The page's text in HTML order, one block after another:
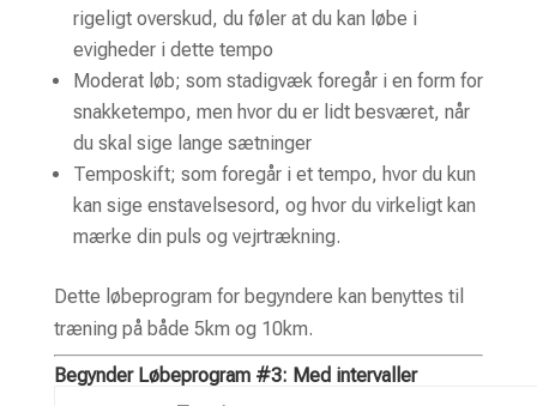
rigeligt overskud, du føler at du kan løbe i
evigheder i dette tempo
Moderat løb; som stadigvæk foregår i en form for
snakketempo, men hvor du er lidt besværet, når
du skal sige lange sætninger
Temposkift; som foregår i et tempo, hvor du kun
kan sige enstavelsesord, og hvor du virkeligt kan
mærke din puls og vejrtrækning.
Dette løbeprogram for begyndere kan benyttes til
træning på både 5km og 10km.
Begynder Løbeprogram #3: Med intervaller